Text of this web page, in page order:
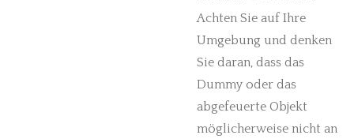
Achten Sie auf Ihre
Umgebung und denken
Sie daran, dass das
Dummy oder das
abgefeuerte Objekt
möglicherweise nicht an